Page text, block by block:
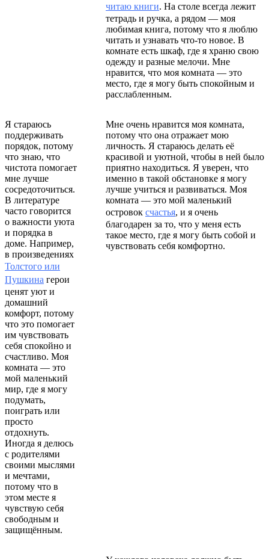
читаю книги. На столе всегда лежит
тетрадь и ручка, а рядом — моя
любимая книга, потому что я люблю
читать и узнавать что-то новое. В
комнате есть шкаф, где я храню свою
одежду и разные мелочи. Мне
нравится, что моя комната — это
место, где я могу быть спокойным и
расслабленным.
Я стараюсь
поддерживать
порядок, потому
что знаю, что
чистота помогает
мне лучше
сосредоточиться.
В литературе
часто говорится
о важности уюта
и порядка в
доме. Например,
в произведениях
Толстого или
Пушкина герои
ценят уют и
домашний
комфорт, потому
что это помогает
им чувствовать
себя спокойно и
счастливо. Моя
комната — это
мой маленький
мир, где я могу
подумать,
поиграть или
просто
отдохнуть.
Иногда я делюсь
с родителями
своими мыслями
и мечтами,
потому что в
этом месте я
чувствую себя
свободным и
защищённым.
Мне очень нравится моя комната,
потому что она отражает мою
личность. Я стараюсь делать её
красивой и уютной, чтобы в ней было
приятно находиться. Я уверен, что
именно в такой обстановке я могу
лучше учиться и развиваться. Моя
комната — это мой маленький
островок счастья, и я очень
благодарен за то, что у меня есть
такое место, где я могу быть собой и
чувствовать себя комфортно.